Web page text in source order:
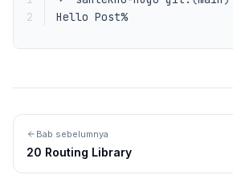
2
Hello Post%
Bab sebelumnya
20 Routing Library